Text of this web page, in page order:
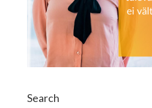
Search